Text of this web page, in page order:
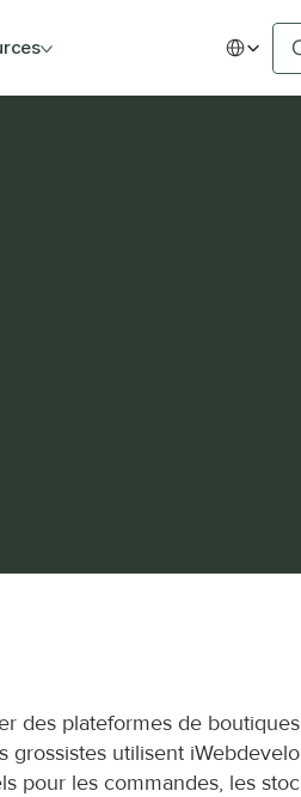
Select
des plateformes de
grossistes utilisent
pour les commandes, les